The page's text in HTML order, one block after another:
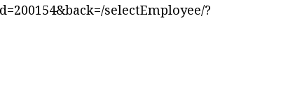
selectEmployee/?